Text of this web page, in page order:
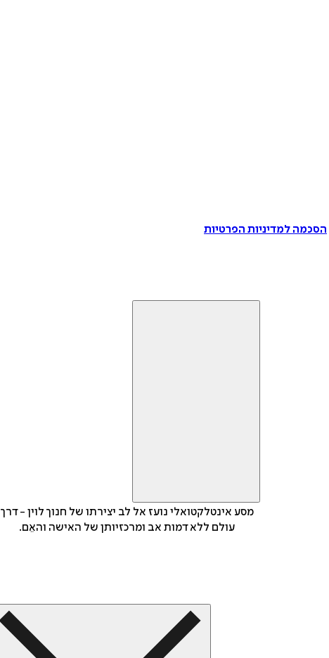
הסכמה למדיניות הפרטיות
מסע אינטלקטואלי נועז אל לב יצירתו של חנוך לוין - דרך
עולם ללא דמות אב ומרכזיותן של האישה והאֵם.